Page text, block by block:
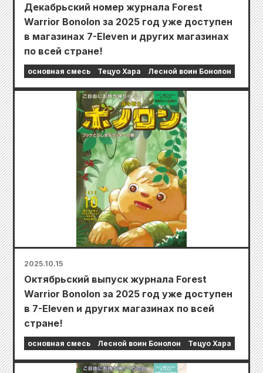
Декабрьский номер журнала Forest
Warrior Bonolon за 2025 год уже доступен
в магазинах 7-Eleven и других магазинах
по всей стране!
основная смесь Тецуо Хара Лесной воин Бонолон
2025.10.15
Октябрьский выпуск журнала Forest
Warrior Bonolon за 2025 год уже доступен
в 7-Eleven и других магазинах по всей
стране!
основная смесь Лесной воин Бонолон Тецуо Хара